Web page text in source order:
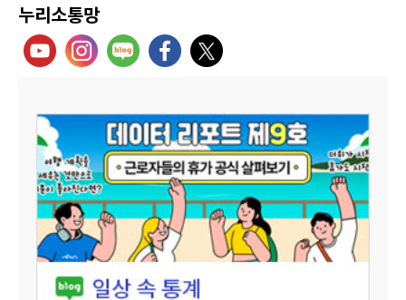
누리소통망